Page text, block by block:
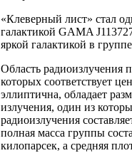
«Клеверный лист» стал
галактикой GAMA
яркой галактикой в
Область радиоизлучения
которых соответствует
эллиптична, обладает
излучения, один из
радиоизлучения
полная масса группы
килопарсек, а средняя